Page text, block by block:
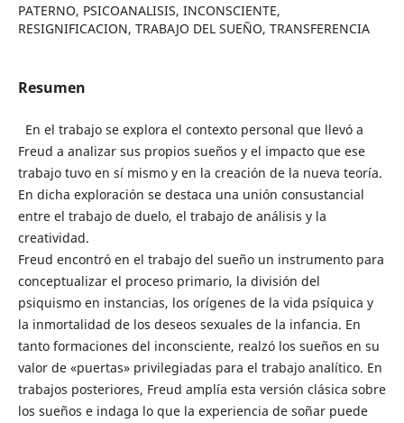
PATERNO, PSICOANALISIS, INCONSCIENTE,
RESIGNIFICACION, TRABAJO DEL SUEÑO, TRANSFERENCIA
Resumen
En el trabajo se explora el contexto personal que llevó a
Freud a analizar sus propios sueños y el impacto que ese
trabajo tuvo en sí mismo y en la creación de la nueva teoría.
En dicha exploración se destaca una unión consustancial
entre el trabajo de duelo, el trabajo de análisis y la
creatividad.
Freud encontró en el trabajo del sueño un instrumento para
conceptualizar el proceso primario, la división del
psiquismo en instancias, los orígenes de la vida psíquica y
la inmortalidad de los deseos sexuales de la infancia. En
tanto formaciones del inconsciente, realzó los sueños en su
valor de «puertas» privilegiadas para el trabajo analítico. En
trabajos posteriores, Freud amplía esta versión clásica sobre
los sueños e indaga lo que la experiencia de soñar puede